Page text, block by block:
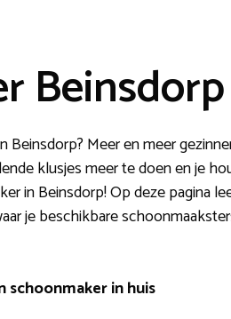
Beinsdorp
Meer en meer
klusjes meer te doen en je
in Beinsdorp! Op deze pagina
je beschikbare
schoonmaker in huis